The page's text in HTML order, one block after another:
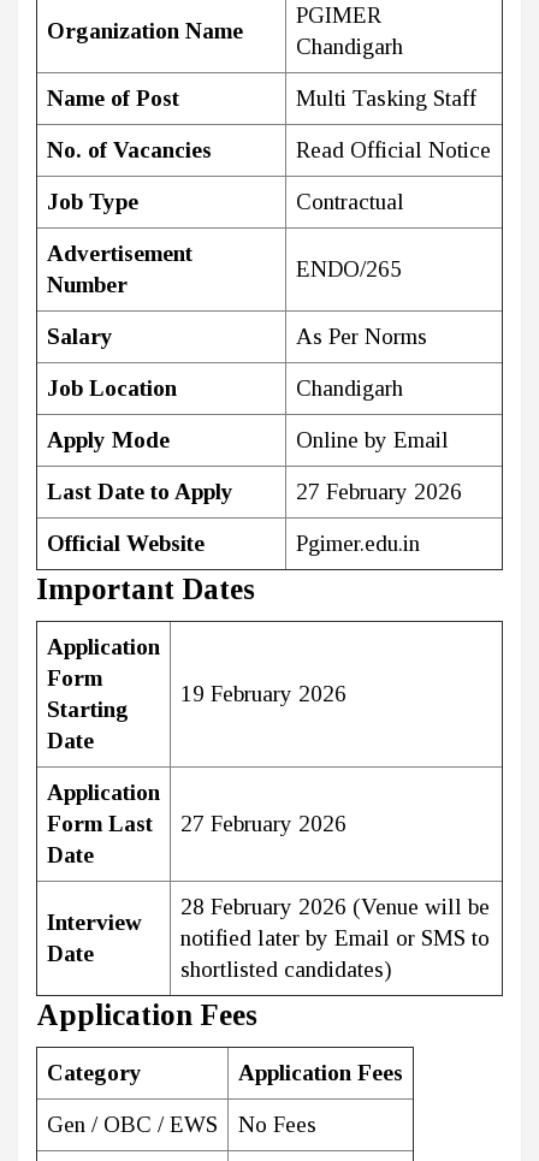
Organization Name
PGIMER
Chandigarh
Name of Post Multi Tasking Staff
No. of Vacancies Read Official Notice
Job Type Contractual
Advertisement
Number
ENDO/265
Salary As Per Norms
Job Location Chandigarh
Apply Mode Online by Email
Last Date to Apply 27 February 2026
Official Website Pgimer.edu.in
Important Dates
Application
Form
Starting
Date
19 February 2026
Application
Form Last
Date
27 February 2026
Interview
Date
28 February 2026 (Venue will be
notified later by Email or SMS to
shortlisted candidates)
Application Fees
Category Application Fees
Gen / OBC / EWS No Fees